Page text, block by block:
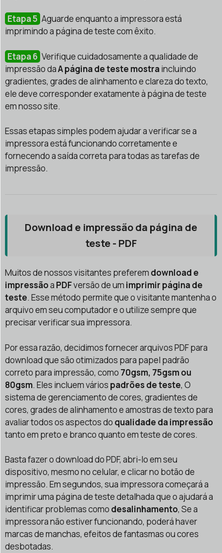
Etapa 5 Aguarde enquanto a impressora está
imprimindo a página de teste com êxito.
Etapa 6 Verifique cuidadosamente a qualidade de
impressão daA página de teste mostraincluindo
gradientes, grades de alinhamento e clareza do texto,
ele deve corresponder exatamente à página de teste
em nosso site.
Essas etapas simples podem ajudar a verificar se a
impressora está funcionando corretamente e
fornecendo a saída correta para todas as tarefas de
impressão.
Download e impressão da página de
teste - PDF
Muitos de nossos visitantes preferem download e
impressãoa PDFversão de um imprimir página de
teste. Esse método permite que o visitante mantenha o
arquivo em seu computador e o utilize sempre que
precisar verificar sua impressora.
Por essa razão, decidimos fornecer arquivos PDF para
download que são otimizados para papel padrão
correto para impressão, como 70gsm, 75gsm ou
80gsm. Eles incluem vários padrões de teste, O
sistema de gerenciamento de cores, gradientes de
cores, grades de alinhamento e amostras de texto para
avaliar todos os aspectos do qualidade da impressão
tanto em preto e branco quanto em teste de cores.
Basta fazer o download do PDF, abri-lo em seu
dispositivo, mesmo no celular, e clicar no botão de
impressão. Em segundos, sua impressora começará a
imprimir uma página de teste detalhada que o ajudará a
identificar problemas como desalinhamento, Se a
impressora não estiver funcionando, poderá haver
marcas de manchas, efeitos de fantasmas ou cores
desbotadas.